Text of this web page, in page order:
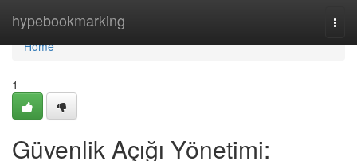
hypebookmarking
Home
Home
1
Güvenlik Açığı Yönetimi: